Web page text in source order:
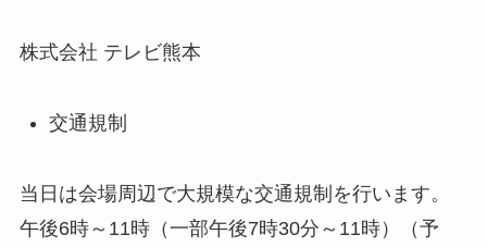
株式会社 テレビ熊本
交通規制
当日は会場周辺で大規模な交通規制を行います。
午後6時～11時（一部午後7時30分～11時）（予